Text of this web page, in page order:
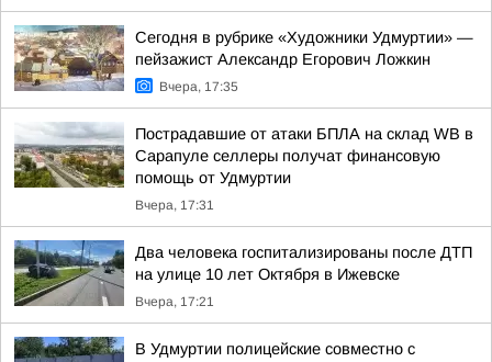
Сегодня в рубрике «Художники Удмуртии» —
пейзажист Александр Егорович Ложкин
Вчера, 17:35
Пострадавшие от атаки БПЛА на склад WB в
Сарапуле селлеры получат финансовую
помощь от Удмуртии
Вчера, 17:31
Два человека госпитализированы после ДТП
на улице 10 лет Октября в Ижевске
Вчера, 17:21
В Удмуртии полицейские совместно с